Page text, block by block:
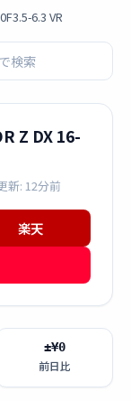
6.3 VR
Z DX 16-
新: 12分前
楽天
±¥0
前日比